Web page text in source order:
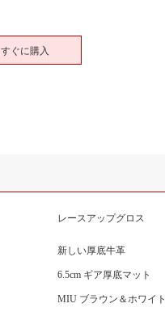
すぐに購入
レースアップグロス
新しい厚底牛革
6.5cm ギア厚底マット
MIU ブラウン＆ホワイト